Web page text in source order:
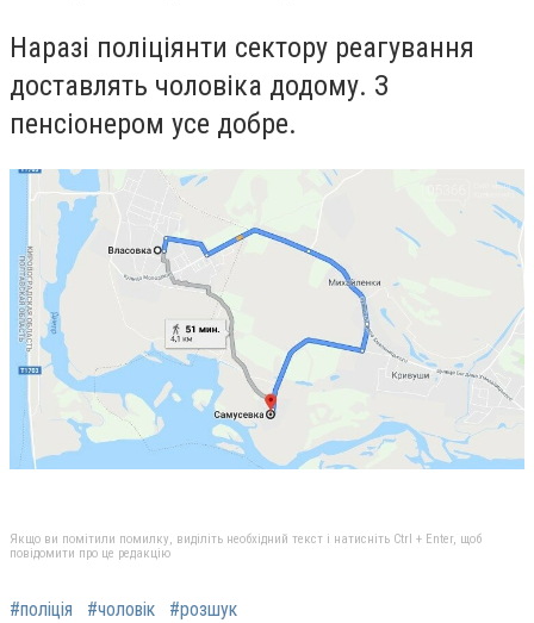
Наразі поліціянти сектору реагування
доставлять чоловіка додому. З
пенсіонером усе добре.
Якщо ви помітили помилку, виділіть необхідний текст і натисніть Ctrl + Enter, щоб
повідомити про це редакцію
#поліція #чоловік #розшук